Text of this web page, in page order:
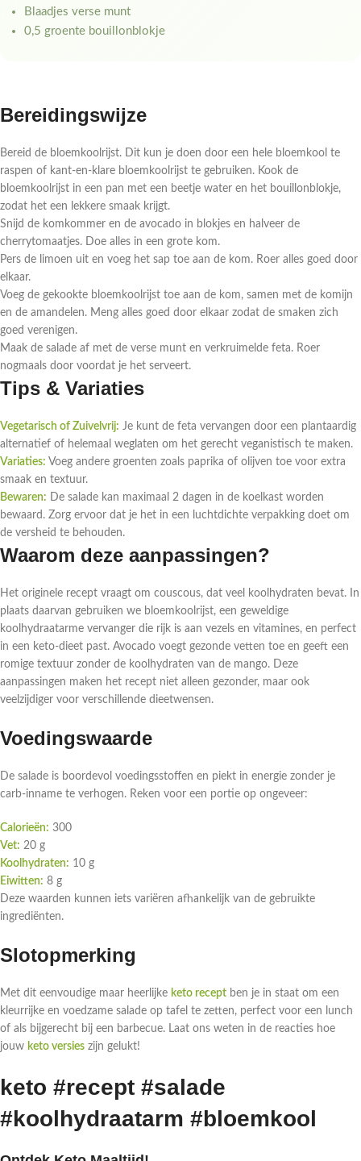
Blaadjes verse munt
0,5 groente bouillonblokje
Bereidingswijze
Bereid de bloemkoolrijst. Dit kun je doen door een hele bloemkool te
raspen of kant-en-klare bloemkoolrijst te gebruiken. Kook de
bloemkoolrijst in een pan met een beetje water en het bouillonblokje,
zodat het een lekkere smaak krijgt.
Snijd de komkommer en de avocado in blokjes en halveer de
cherrytomaatjes. Doe alles in een grote kom.
Pers de limoen uit en voeg het sap toe aan de kom. Roer alles goed door
elkaar.
Voeg de gekookte bloemkoolrijst toe aan de kom, samen met de komijn
en de amandelen. Meng alles goed door elkaar zodat de smaken zich
goed verenigen.
Maak de salade af met de verse munt en verkruimelde feta. Roer
nogmaals door voordat je het serveert.
Tips & Variaties
Vegetarisch of Zuivelvrij: Je kunt de feta vervangen door een plantaardig
alternatief of helemaal weglaten om het gerecht veganistisch te maken.
Variaties: Voeg andere groenten zoals paprika of olijven toe voor extra
smaak en textuur.
Bewaren: De salade kan maximaal 2 dagen in de koelkast worden
bewaard. Zorg ervoor dat je het in een luchtdichte verpakking doet om
de versheid te behouden.
Waarom deze aanpassingen?
Het originele recept vraagt om couscous, dat veel koolhydraten bevat. In
plaats daarvan gebruiken we bloemkoolrijst, een geweldige
koolhydraatarme vervanger die rijk is aan vezels en vitamines, en perfect
in een keto-dieet past. Avocado voegt gezonde vetten toe en geeft een
romige textuur zonder de koolhydraten van de mango. Deze
aanpassingen maken het recept niet alleen gezonder, maar ook
veelzijdiger voor verschillende dieetwensen.
Voedingswaarde
De salade is boordevol voedingsstoffen en piekt in energie zonder je
carb-inname te verhogen. Reken voor een portie op ongeveer:
Calorieën: 300
Vet: 20 g
Koolhydraten: 10 g
Eiwitten: 8 g
Deze waarden kunnen iets variëren afhankelijk van de gebruikte
ingrediënten.
Slotopmerking
Met dit eenvoudige maar heerlijke keto recept ben je in staat om een
kleurrijke en voedzame salade op tafel te zetten, perfect voor een lunch
of als bijgerecht bij een barbecue. Laat ons weten in de reacties hoe
jouw keto versies zijn gelukt!
keto #recept #salade
#koolhydraatarm #bloemkool